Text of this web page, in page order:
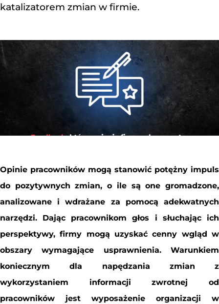
katalizatorem zmian w firmie.
Opinie pracowników mogą stanowić potężny impuls
do pozytywnych zmian, o ile są one gromadzone,
analizowane i wdrażane za pomocą adekwatnych
narzędzi. Dając pracownikom głos i słuchając ich
perspektywy, firmy mogą uzyskać cenny wgląd w
obszary wymagające usprawnienia. Warunkiem
koniecznym dla napędzania zmian z
wykorzystaniem informacji zwrotnej od
pracowników jest wyposażenie organizacji w